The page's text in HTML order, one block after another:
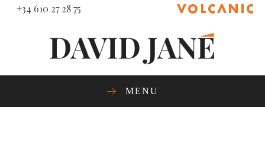
+34 610 27 28 75
MENU